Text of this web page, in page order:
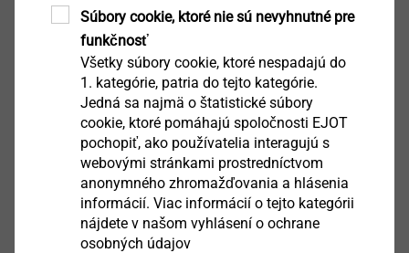
tightening torque can be used in the production at
different screw lengths.
The special lead-in feature creates a uniform load on
the thread flanks when completely fastened, since the
screw centres automatically in the pre-hole during the
installation. Furthermore, this innovative thread allows
an easy self-alignment in the pre-hole.
EJOT EVO CALC®
Súbory cookie, ktoré nie sú nevyhnutné pre
funkčnosť
Všetky súbory cookie, ktoré nespadajú do
1. kategórie, patria do tejto kategórie.
Jedná sa najmä o štatistické súbory
cookie, ktoré pomáhajú spoločnosti EJOT
pochopiť, ako používatelia interagujú s
webovými stránkami prostredníctvom
anonymného zhromažďovania a hlásenia
informácií. Viac informácií o tejto kategórii
nájdete v našom vyhlásení o ochrane
osobných údajov